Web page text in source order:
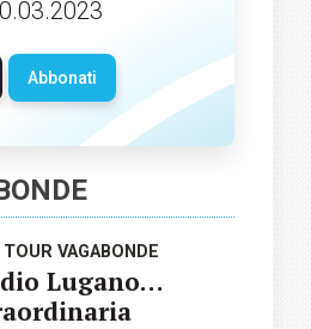
Abbonati
TOUR VAGABONDE
Lugano…